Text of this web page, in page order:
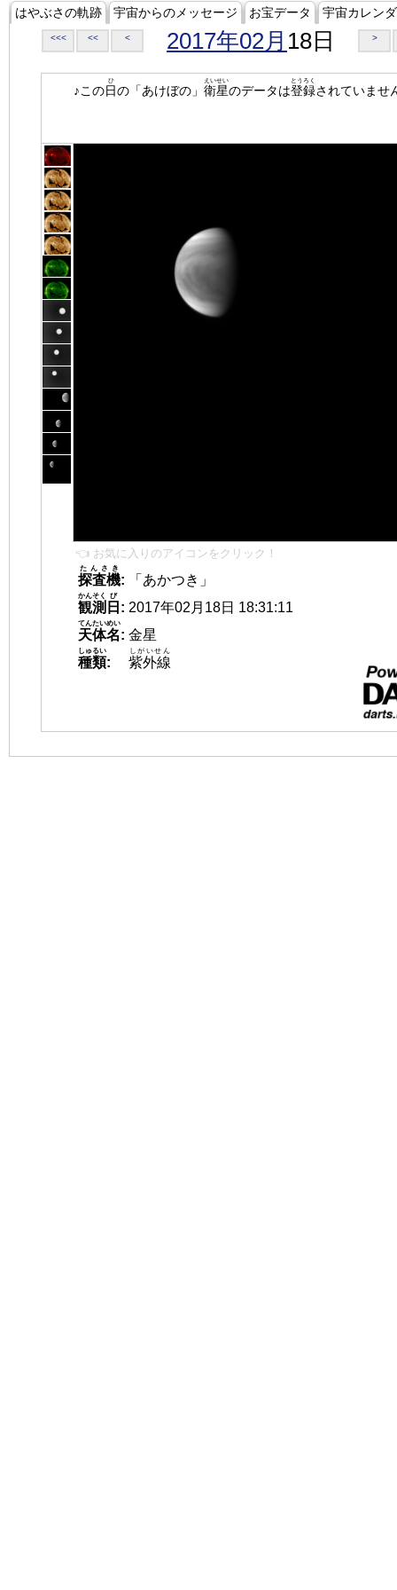
はやぶさの軌跡 宇宙からのメッセージ お宝データ 宇宙カレン
<<< << < 2017年02月 18日 >
♪この日
ひ
の「あけぼの」 衛星
えいせい
のデータは登録
とうろく
されていませ
👈 お気に入りのアイコンをクリック！
探査機
たんさき
:
「あかつき」
観測
かんそく
日
び
: 2017年02月18日 18:31:11
天体名
てんたいめい
: 金星
種類
しゅるい
: 紫外線
しがいせん